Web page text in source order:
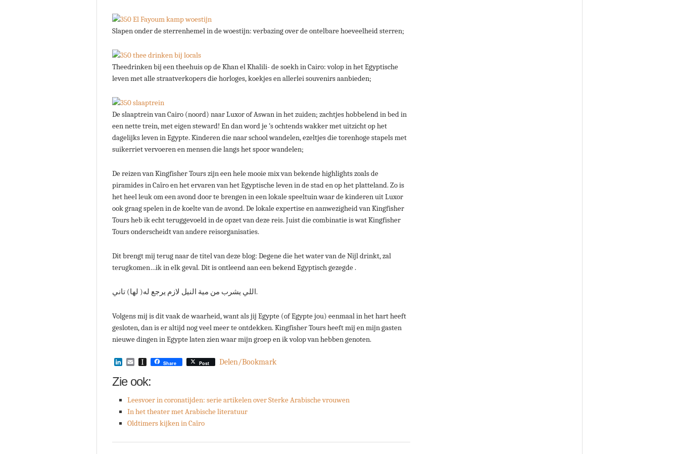
Slapen onder de sterrenhemel in de woestijn: verbazing over de ontelbare hoeveelheid sterren;
Theedrinken bij een theehuis op de Khan el Khalili- de soekh in Cairo: volop in het Egyptische
leven met alle straatverkopers die horloges, koekjes en allerlei souvenirs aanbieden;
De slaaptrein van Cairo (noord) naar Luxor of Aswan in het zuiden; zachtjes hobbelend in bed in
een nette trein, met eigen steward! En dan word je ’s ochtends wakker met uitzicht op het
dagelijks leven in Egypte. Kinderen die naar school wandelen, ezeltjes die torenhoge stapels met
suikerriet vervoeren en mensen die langs het spoor wandelen;
De reizen van Kingfisher Tours zijn een hele mooie mix van bekende highlights zoals de
piramides in Caïro en het ervaren van het Egyptische leven in de stad en op het platteland. Zo is
het heel leuk om een avond door te brengen in een lokale speeltuin waar de kinderen uit Luxor
ook graag spelen in de koelte van de avond. De lokale expertise en aanwezigheid van Kingfisher
Tours heb ik echt teruggevoeld in de opzet van deze reis. Juist die combinatie is wat Kingfisher
Tours onderscheidt van andere reisorganisaties.
Dit brengt mij terug naar de titel van deze blog: Degene die het water van de Nijl drinkt, zal
terugkomen…ik in elk geval. Dit is ontleend aan een bekend Egyptisch gezegde .
اللي يشرب من مية النيل لازم يرجع له( لها) تاني.
Volgens mij is dit vaak de waarheid, want als jij Egypte (of Egypte jou) eenmaal in het hart heeft
gesloten, dan is er altijd nog veel meer te ontdekken. Kingfisher Tours heeft mij en mijn gasten
nieuwe dingen in Egypte laten zien waar mijn groep en ik volop van hebben genoten.
LinkedIn
EmailInstapaper
Share Post Delen/Bookmark
Zie ook:
Leesvoer in coronatijden: serie artikelen over Sterke Arabische vrouwen
In het theater met Arabische literatuur
Oldtimers kijken in Caïro